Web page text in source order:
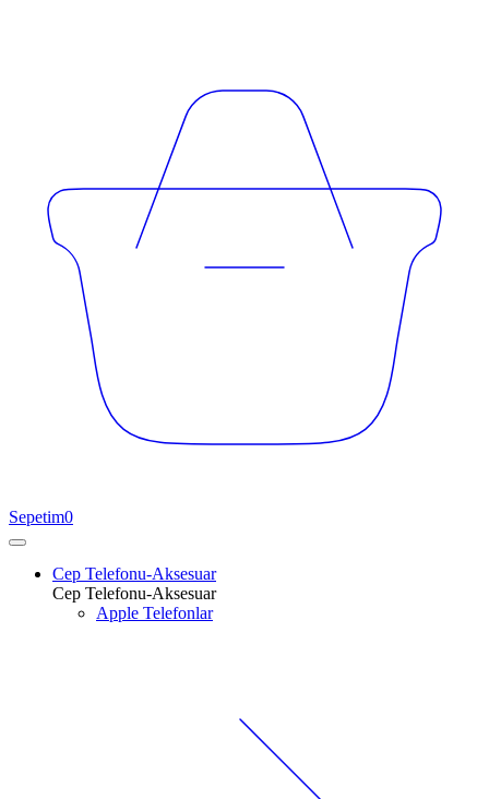
Sepetim0
Cep Telefonu-Aksesuar
Cep Telefonu-Aksesuar
Apple Telefonlar